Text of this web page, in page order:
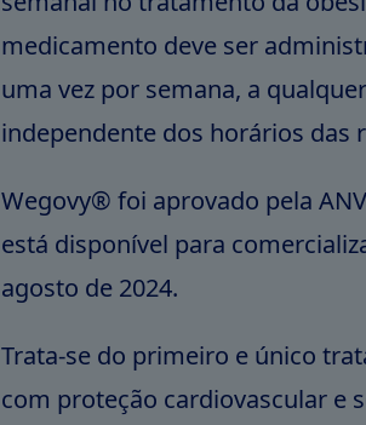
medicamento deve ser
uma vez por semana, a
independente dos horários das
Wegovy® foi aprovado pela
está disponível para
agosto de 2024.
Trata-se do primeiro e único
com proteção cardiovascular e